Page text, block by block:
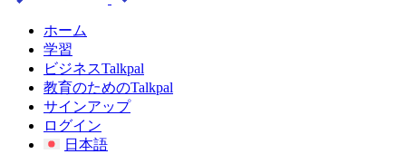
ホーム
学習
ビジネスTalkpal
教育のためのTalkpal
サインアップ
ログイン
日本語